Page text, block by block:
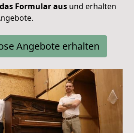
Formular aus und erhalten
Angebote erhalten